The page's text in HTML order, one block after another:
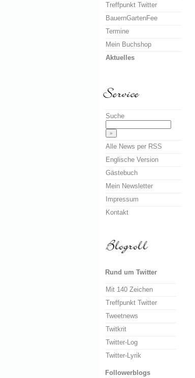
Treffpunkt Twitter
BauernGartenFee
Termine
Mein Buchshop
Aktuelles
Suche
Alle News per RSS
Englische Version
Gästebuch
Mein Newsletter
Impressum
Kontakt
Rund um Twitter
Mit 140 Zeichen
Treffpunkt Twitter
Tweetnews
Twitkrit
Twitter-Log
Twitter-Lyrik
Followerblogs